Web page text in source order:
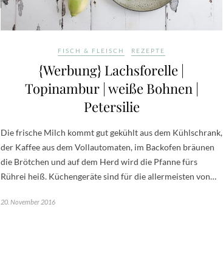
FISCH & FLEISCH REZEPTE
{Werbung} Lachsforelle |
Topinambur | weiße Bohnen |
Petersilie
Die frische Milch kommt gut gekühlt aus dem Kühlschrank,
der Kaffee aus dem Vollautomaten, im Backofen bräunen
die Brötchen und auf dem Herd wird die Pfanne fürs
Rührei heiß. Küchengeräte sind für die allermeisten von…
20. November 2016